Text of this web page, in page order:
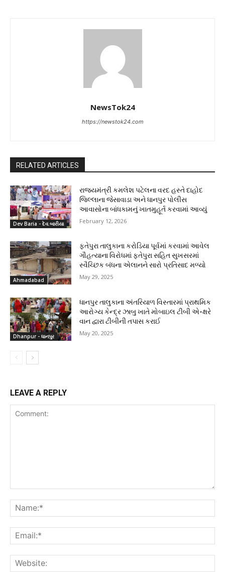
NewsTok24
https://newstok24.com
RELATED ARTICLES
Dev Baria - દેવ.બારીયા
રાજ્યમંત્રી કમલેશ પટેલના વરદ હસ્તે દાહોદ
જિલ્લાના જેસાવાડા અને ધાનપુર પોલીસ
આવાસોના બાંધકામનું ખાતમુહૂર્ત કરવામાં આવ્યું
February 12, 2026
Ahmadabad
ફતેપુરા તાલુકાના કરોડિયા પૂર્વમાં કરવામાં આવેલ
ગૌહત્યાના વિરોધમાં ફતેપુરા સહિત સુખસરમાં
સ્વૈચ્છિક બંધના એલાનને સારો પ્રતિસાદ મળ્યો
May 29, 2025
Dhanpur - ધાનપુર
ધાનપુર તાલુકાના અંતરિયાળ વિસ્તારમાં પ્રાથમિક
આરોગ્ય કેન્દ્ર ઝાબુ ખાતે મોબાઇલ ટીબી એ-ક્ષરે
વાન દ્વારા ટીબીની તપાસ કરાઈ
May 20, 2025
LEAVE A REPLY